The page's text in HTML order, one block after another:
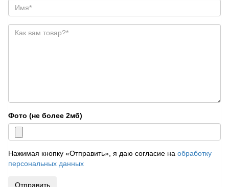
Фото (не более 2мб)
Нажимая кнопку «Отправить», я даю согласие на обработку
персональных данных
Отправить